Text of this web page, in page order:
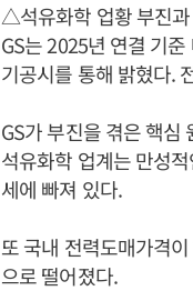
△석유화학 업황 부진
GS는 2025년 연결 기
기공시를 통해 밝혔다.
GS가 부진을 겪은 핵심
석유화학 업계는 만성
세에 빠져 있다.
또 국내 전력도매가격
으로 떨어졌다.